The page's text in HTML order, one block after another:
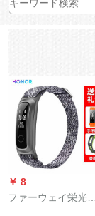
￥ 8
ファーウェイ栄光の